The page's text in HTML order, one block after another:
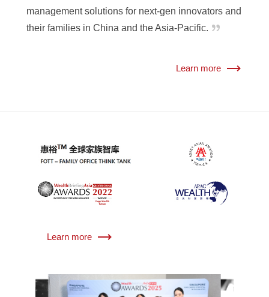
management solutions for next-gen innovators and
their families in China and the Asia-Pacific.
Learn more
Learn more